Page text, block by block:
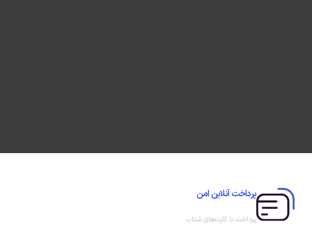
پرداخت آنلاین امن
پرداخت با کارت‌های شتاب